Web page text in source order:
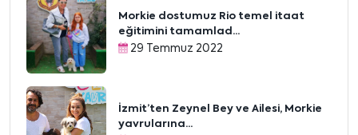
Morkie dostumuz Rio temel itaat
eğitimini tamamlad...
29 Temmuz 2022
İzmit’ten Zeynel Bey ve Ailesi, Morkie
yavrularına...